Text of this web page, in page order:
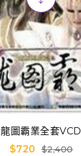
龍圖霸業全套VCD
$720
$2,400